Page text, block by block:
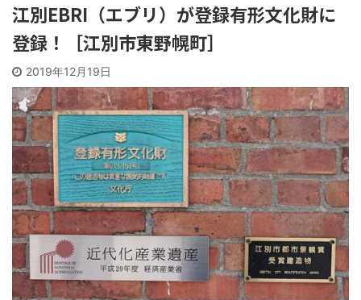
江別EBRI（エブリ）が登録有形文化財に
登録！［江別市東野幌町］
2019年12月19日